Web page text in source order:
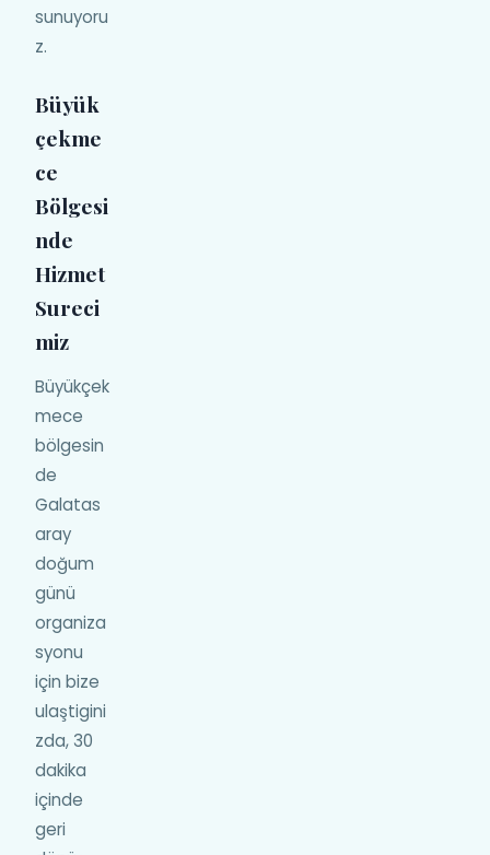
sunuyoru
z.
Büyük
çekme
ce
Bölgesi
nde
Hizmet
Sureci
miz
Büyükçek
mece
bölgesin
de
Galatas
aray
doğum
günü
organiza
syonu
için bize
ulaştigini
zda, 30
dakika
içinde
geri